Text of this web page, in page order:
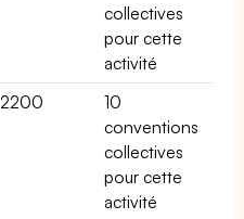
collectives
pour cette
activité
2200
10
conventions
collectives
pour cette
activité